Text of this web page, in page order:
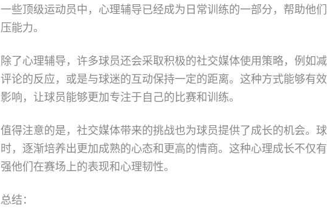
一些顶级运动员中，心理辅导已经成为日常训练的一部分，帮助他
压能力。
除了心理辅导，许多球员还会采取积极的社交媒体使用策略，例如
评论的反应，或是与球迷的互动保持一定的距离。这种方式能够有
影响，让球员能够更加专注于自己的比赛和训练。
值得注意的是，社交媒体带来的挑战也为球员提供了成长的机会。
时，逐渐培养出更加成熟的心态和更高的情商。这种心理成长不仅
强他们在赛场上的表现和心理韧性。
总结：